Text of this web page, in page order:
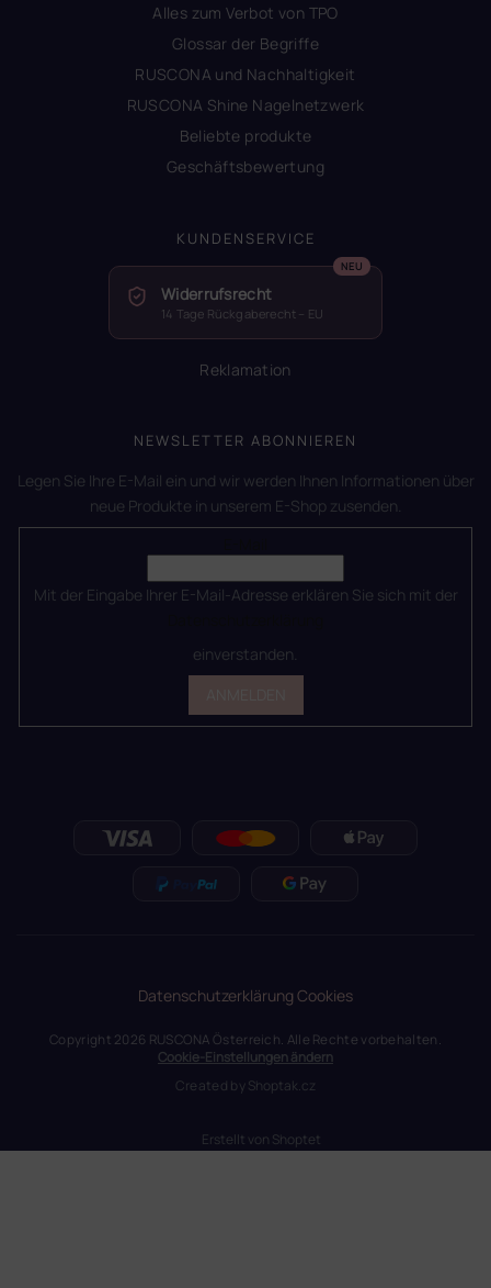
Alles zum Verbot von TPO
Glossar der Begriffe
RUSCONA und Nachhaltigkeit
RUSCONA Shine Nagelnetzwerk
Beliebte produkte
Geschäftsbewertung
KUNDENSERVICE
Widerrufsrecht
14 Tage Rückgaberecht – EU
Reklamation
NEWSLETTER ABONNIEREN
Legen Sie Ihre E-Mail ein und wir werden Ihnen Informationen über
neue Produkte in unserem E-Shop zusenden.
Mit der Eingabe Ihrer E-Mail-Adresse erklären Sie sich mit der
einverstanden.
DatenschutzerklärungCookies
Erstellt von Shoptet
Copyright 2026 RUSCONA Österreich. Alle Rechte vorbehalten.
Cookie-Einstellungen ändern
Created byShoptak.cz